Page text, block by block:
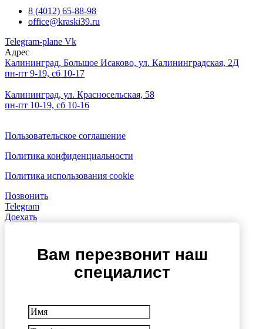
8 (4012) 65-88-98
office@kraski39.ru
Telegram-plane Vk
Адрес
Калининград, Большое Исаково, ул. Калининградская, 2Д
пн-пт 9-19, сб 10-17
Калининград, ул. Красносельская, 58
пн-пт 10-19, сб 10-16
Пользовательское соглашение
Политика конфиденциальности
Политика использования cookie
Позвонить
Telegram
Доехать
Вам перезвонит наш
специалист